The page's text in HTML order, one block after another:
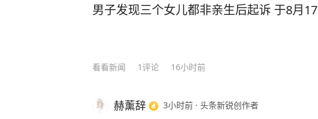
男子发现三个女儿都非亲生后起诉 于8月
看看新闻 1评论 16小时前
赫薰辞 3小时前 · 头条新锐创作者